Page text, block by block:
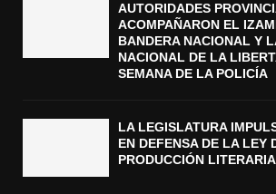
AUTORIDADES
ACOMPAÑARON EL
BANDERA NACIONAL Y
NACIONAL DE LA
SEMANA DE LA POLICÍA
LA LEGISLATURA
EN DEFENSA DE LA LEY
PRODUCCIÓN